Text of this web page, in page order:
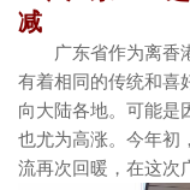
减
广东省作为离香
有着相同的传统和喜
向大陆各地。可能是
也尤为高涨。今年初
流再次回暖，在这次